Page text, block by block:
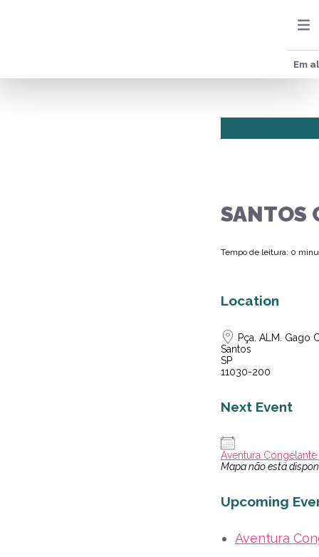
Em
SANTOS
Tempo de leitura: 0
Location
Pça. ALM. Gago
Santos
SP
11030-200
Next Event
Aventura
Mapa não está
Upcoming
Aventura